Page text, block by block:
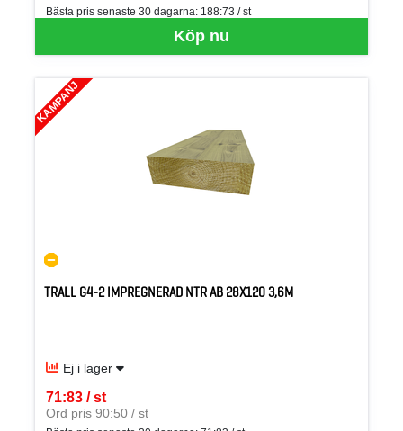
Köp nu
Bästa pris senaste 30 dagarna: 188:73 / st
KAMPANJ
TRALL G4-2 IMPREGNERAD NTR AB 28X120 3,6M
Ej i lager
71:83 / st
SEK per ST
Ord pris 90:50 / st